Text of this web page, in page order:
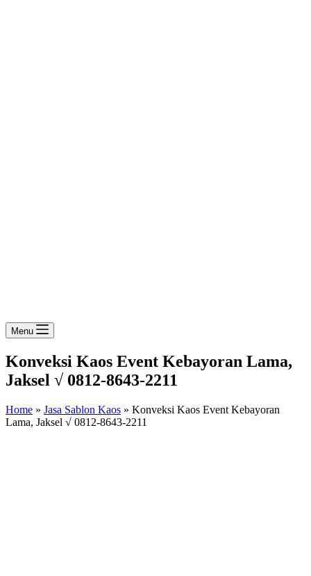
Menu
Konveksi Kaos Event Kebayoran Lama,
Jaksel √ 0812-8643-2211
Home » Jasa Sablon Kaos » Konveksi Kaos Event Kebayoran
Lama, Jaksel √ 0812-8643-2211